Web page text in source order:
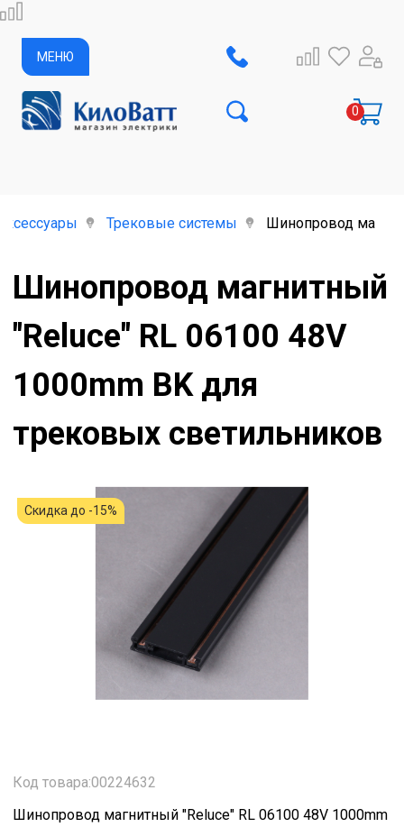
МЕНЮ
Трековые системы Шинопровод
Шинопровод магнитный
"Reluce" RL 06100 48V
1000mm BK для
трековых светильников
Скидка до -15%
Код товара:00224632
Шинопровод магнитный "Reluce" RL 06100 48V 1000mm